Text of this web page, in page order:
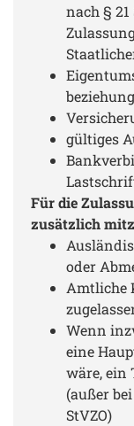
nach §
gültiges
Für die
zusätzlich
oder
Amtliche
Wenn
eine
wäre, ein
(außer
StVZO)